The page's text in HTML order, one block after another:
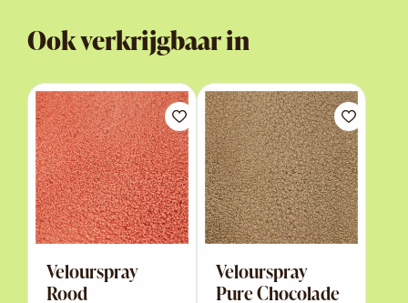
Ook verkrijgbaar in
Velourspray
Rood
Velourspray
Pure Chocolade